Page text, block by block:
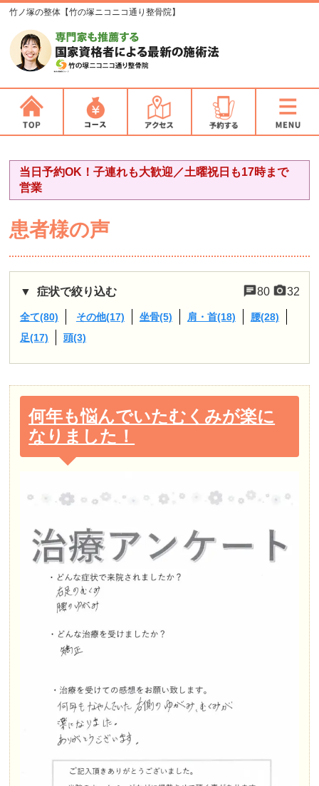
竹ノ塚の整体【竹の塚ニコニコ通り整骨院】
当日予約OK！子連れも大歓迎／土曜祝日も17時まで
営業
患者様の声
80 32
症状で絞り込む
全て(80) その他(17) 坐骨(5) 肩・首(18)
腰(28)
足(17)
頭(3)
何年も悩んでいたむくみが楽に
なりました！